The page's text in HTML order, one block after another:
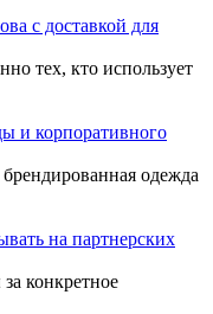
с доставкой для
тех, кто использует
и корпоративного
одежда
на партнерских
конкретное